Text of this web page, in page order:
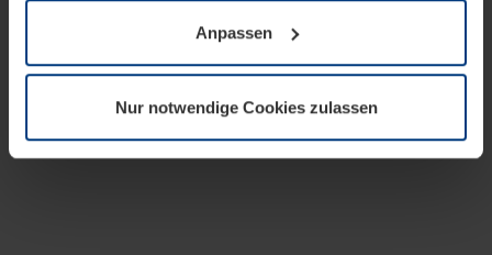
wenn diese für den Betrieb dieser Seite unbedingt
notwendig sind. Für alle anderen Cookie-Typen benötigen
wir Ihre Erlaubnis. Ihre Einwilligung können Sie jederzeit
Datenschutzerklärungunserer Website ändern oder
widerrufen.
Anpassen
Nur notwendige Cookies zulassen